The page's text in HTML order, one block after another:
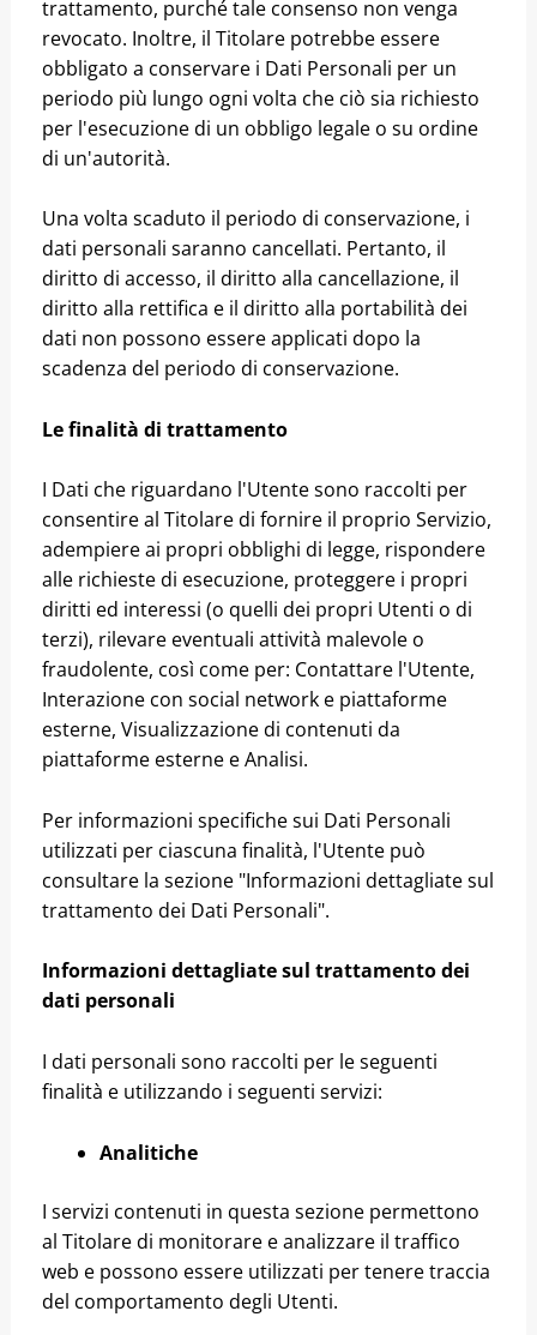
trattamento, purché tale consenso non venga
revocato. Inoltre, il Titolare potrebbe essere
obbligato a conservare i Dati Personali per un
periodo più lungo ogni volta che ciò sia richiesto
per l'esecuzione di un obbligo legale o su ordine
di un'autorità.
Una volta scaduto il periodo di conservazione, i
dati personali saranno cancellati. Pertanto, il
diritto di accesso, il diritto alla cancellazione, il
diritto alla rettifica e il diritto alla portabilità dei
dati non possono essere applicati dopo la
scadenza del periodo di conservazione.
Le finalità di trattamento
I Dati che riguardano l'Utente sono raccolti per
consentire al Titolare di fornire il proprio Servizio,
adempiere ai propri obblighi di legge, rispondere
alle richieste di esecuzione, proteggere i propri
diritti ed interessi (o quelli dei propri Utenti o di
terzi), rilevare eventuali attività malevole o
fraudolente, così come per: Contattare l'Utente,
Interazione con social network e piattaforme
esterne, Visualizzazione di contenuti da
piattaforme esterne e Analisi.
Per informazioni specifiche sui Dati Personali
utilizzati per ciascuna finalità, l'Utente può
consultare la sezione "Informazioni dettagliate sul
trattamento dei Dati Personali".
Informazioni dettagliate sul trattamento dei
dati personali
I dati personali sono raccolti per le seguenti
finalità e utilizzando i seguenti servizi:
Analitiche
I servizi contenuti in questa sezione permettono
al Titolare di monitorare e analizzare il traffico
web e possono essere utilizzati per tenere traccia
del comportamento degli Utenti.